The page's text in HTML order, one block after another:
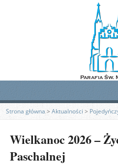
Strona główna> Aktualności >
Wielkanoc 2026 –
Paschalnej